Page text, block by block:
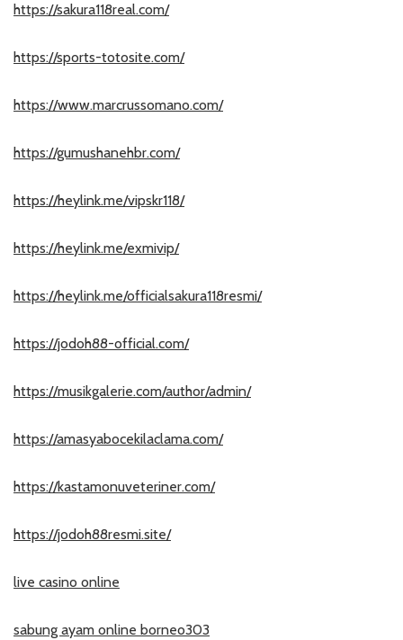
https://sakura118real.com/
https://sports-totosite.com/
https://www.marcrussomano.com/
https://gumushanehbr.com/
https://heylink.me/vipskr118/
https://heylink.me/exmivip/
https://heylink.me/officialsakura118resmi/
https://jodoh88-official.com/
https://musikgalerie.com/author/admin/
https://amasyabocekilaclama.com/
https://kastamonuveteriner.com/
https://jodoh88resmi.site/
live casino online
sabung ayam online borneo303